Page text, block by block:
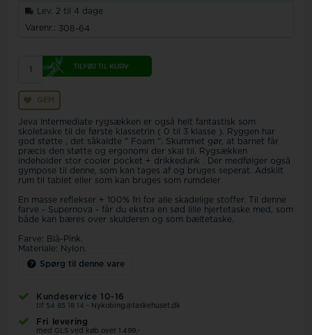
Lev. 2 til 4 dage
Varenr.: 308-64
GEM
Jeva Intermediate rygsækken er også helt fantastisk som
skoletaske til de første klassetrin ( 0 til 3 klasse ). Ryggen har
god støtte , det såkaldte " Foam ". Skummet gør, at barnet får
præcis den støtte og ergonomi der skal til. Rygsækken
indeholder stor cooler pocket + drikkedunk . Der medfølger også
gympose til denne, som kan tages af og bruges seperat. Adskilt
rum til tablet eller som kan bruges som rumdeler
En masse reflekser + 100% fri for alle skadelige stoffer. Til denne
farve - Supernova - får du ekstra en sød lille hjertetaske med, som
både kan bæres over skulderen og som bæltetaske.
Farve: Blå-Pink.
Materiale: Nylon.
Spørg til denne vare
Kundeservice 10-16
tlf 54 85 18 14 - Nykobing@taskehuset.dk
Fri levering
med GLS ved køb over 1.499,-